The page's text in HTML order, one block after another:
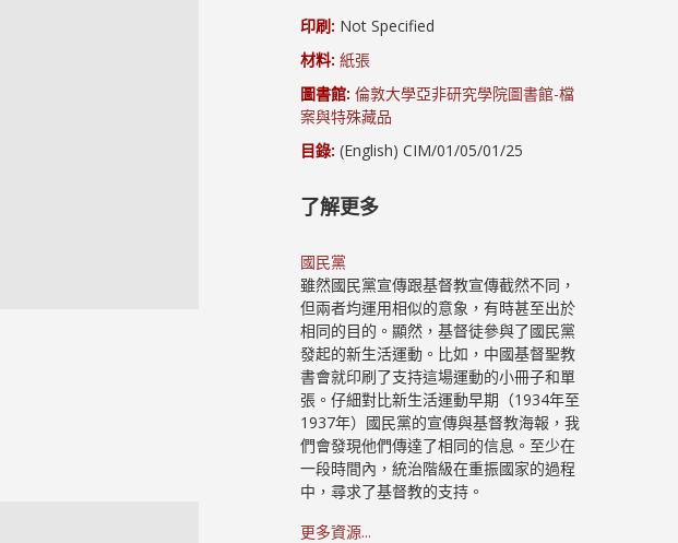
印刷: Not Specified
材料: 紙張
圖書館: 倫敦大學亞非研究學院圖書館-檔
案與特殊藏品
目錄: (English) CIM/01/05/01/25
了解更多
國民黨
雖然國民黨宣傳跟基督教宣傳截然不同，
但兩者均運用相似的意象，有時甚至出於
相同的目的。顯然，基督徒參與了國民黨
發起的新生活運動。比如，中國基督聖教
書會就印刷了支持這場運動的小冊子和單
張。仔細對比新生活運動早期（1934年至
1937年）國民黨的宣傳與基督教海報，我
們會發現他們傳達了相同的信息。至少在
一段時間內，統治階級在重振國家的過程
中，尋求了基督教的支持。
更多資源...